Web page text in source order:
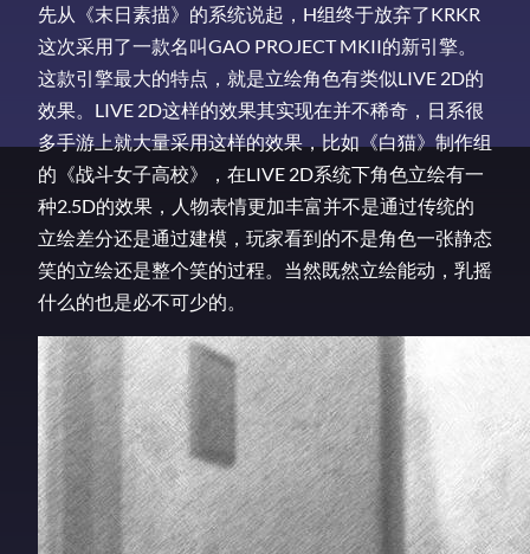
先从《末日素描》的系统说起，H组终于放弃了KRKR
这次采用了一款名叫GAO PROJECT MKII的新引擎。
这款引擎最大的特点，就是立绘角色有类似LIVE 2D的
效果。LIVE 2D这样的效果其实现在并不稀奇，日系很
多手游上就大量采用这样的效果，比如《白猫》制作组
的《战斗女子高校》，在LIVE 2D系统下角色立绘有一
种2.5D的效果，人物表情更加丰富并不是通过传统的
立绘差分还是通过建模，玩家看到的不是角色一张静态
笑的立绘还是整个笑的过程。当然既然立绘能动，乳摇
什么的也是必不可少的。